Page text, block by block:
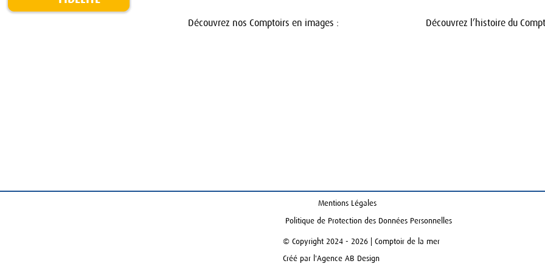
Découvrez nos Comptoirs en images : Découvrez l’histoire du
Mentions Légales
Politique de Protection des Données Personnelles
© Copyright 2024 - 2026 | Comptoir de la mer
Créé par l'Agence AB Design